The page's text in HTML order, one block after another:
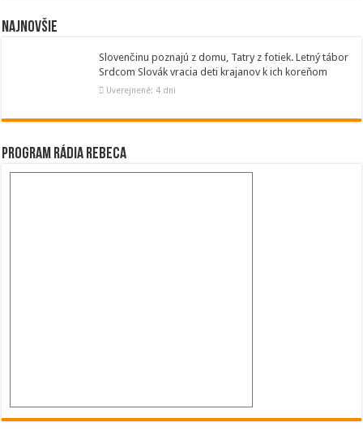
Najnovšie
Slovenčinu poznajú z domu, Tatry z fotiek. Letný tábor
Srdcom Slovák vracia deti krajanov k ich koreňom
Uverejnené: 4 dni
Program Rádia Rebeca